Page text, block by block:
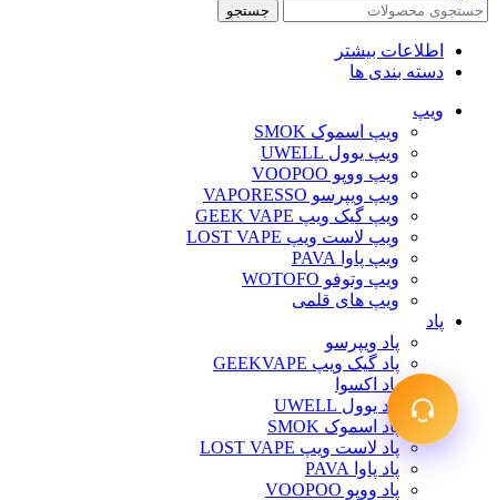
جستجو
اطلاعات بیشتر
دسته بندی ها
ویپ‌
ویپ اسموک SMOK
ویپ یوول UWELL
ویپ ووپو VOOPOO
ویپ ویپرسو VAPORESSO
ویپ گیک ویپ GEEK VAPE
ویپ لاست ویپ LOST VAPE
ویپ پاوا PAVA
ویپ وتوفو WOTOFO
ویپ های قلمی
پاد
پاد ویپرسو
پاد گیک ویپ GEEKVAPE
پاد اکسوا
پاد یوول UWELL
پاد اسموک SMOK
پاد لاست ویپ LOST VAPE
پاد پاوا PAVA
پاد ووپو VOOPOO